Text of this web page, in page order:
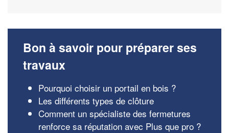
Bon à savoir pour préparer ses
travaux
Pourquoi choisir un portail en bois ?
Les différents types de clôture
Comment un spécialiste des fermetures
renforce sa réputation avec Plus que pro ?